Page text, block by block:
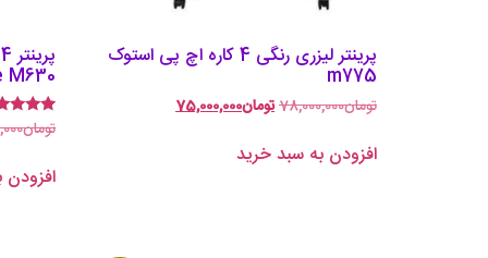
پرینتر لیزری رنگی 4 کاره اچ پی استوک
m775
تومان78,000,000تومان75,000,000
افزودن به سبد خرید
امتیاز
4.75
تومان